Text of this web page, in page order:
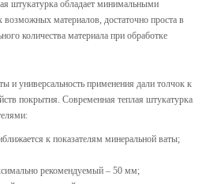
штукатурка обладает минимальными
возможных материалов, достаточно проста в
количества материала при обработке
и универсальность применения дали толчок к
покрытия. Современная теплая штукатурка
к показателям минеральной ваты;
рекомендуемый – 50 мм;